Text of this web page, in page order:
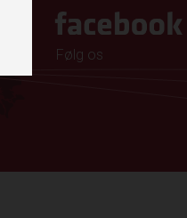
Følg os